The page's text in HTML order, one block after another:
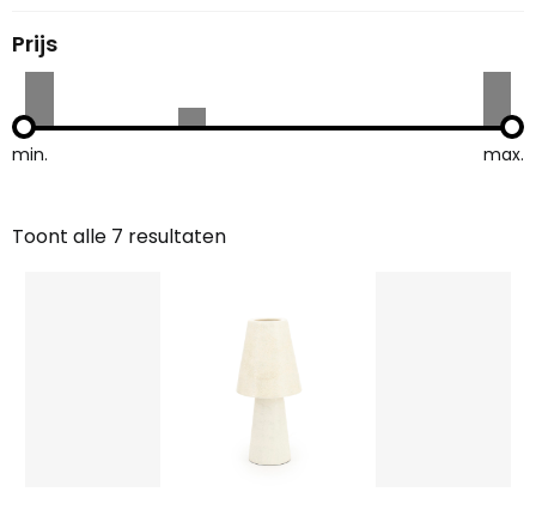
Prijs
min. max.
Toont alle 7 resultaten
Gesorteerd